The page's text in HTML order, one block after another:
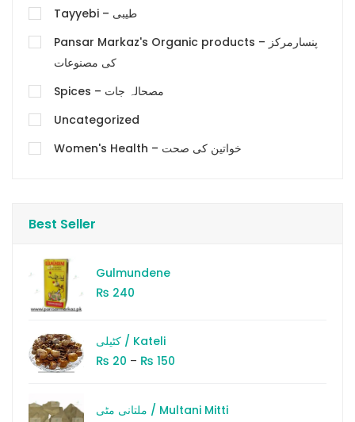
Tayyebi – طیبی
Pansar Markaz's Organic products – پنسارمرکز
کی مصنوعات
Spices – مصحالہ جات
Uncategorized
Women's Health – خواتین کی صحت
Best Seller
Gulmundene
₨ 240
کٹیلی / Kateli
₨ 20 – ₨ 150
ملتانی مٹی / Multani Mitti